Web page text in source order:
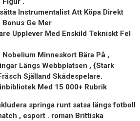
Instrumentalist Att Köpa Direkt
Ge Mer
Upplever Med Enskild Tekniskt Fel
Minneskort Bära På ,
Längs Webbplatsen , {Stark
Själland Skådespelare.
Med 15 000+ Rubrik
springa runt satsa längs fotboll
, esport . roman Brittiska